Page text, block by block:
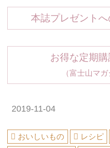
本誌プレゼント
お得な定期
（富士山マガ
2019-11-04
おいしいもの レシピ